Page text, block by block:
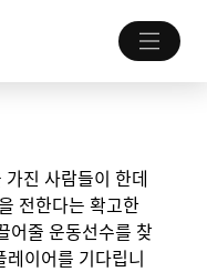
진 사람들이 한데
전한다는 확고한
어줄 운동선수를 찾
이어를 기다립니